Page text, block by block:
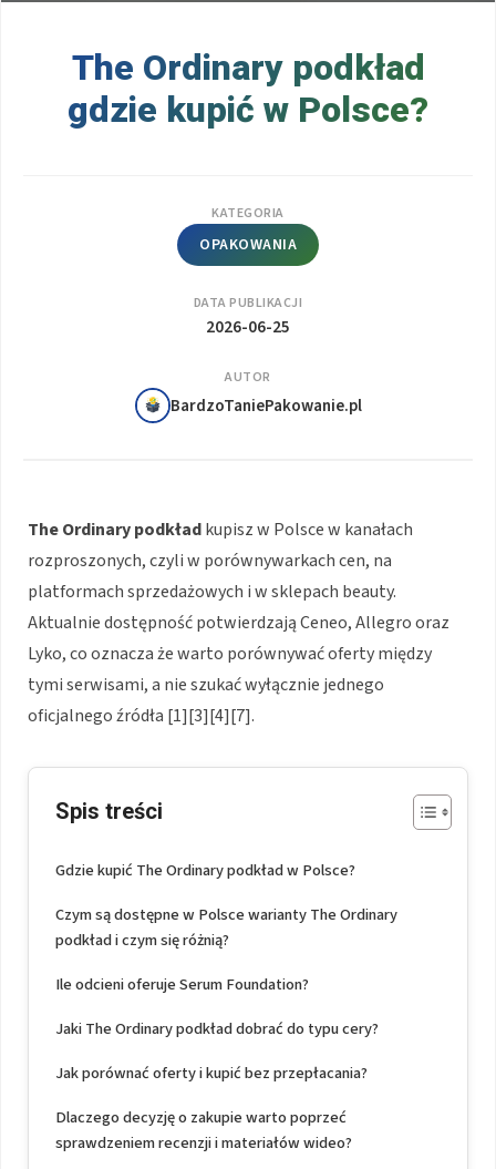
The Ordinary podkład
gdzie kupić w Polsce?
KATEGORIA
OPAKOWANIA
DATA PUBLIKACJI
2026-06-25
AUTOR
BardzoTaniePakowanie.pl
The Ordinary podkładkupisz w Polsce w kanałach
rozproszonych, czyli w porównywarkach cen, na
platformach sprzedażowych i w sklepach beauty.
Aktualnie dostępność potwierdzają Ceneo, Allegro oraz
Lyko, co oznacza że warto porównywać oferty między
tymi serwisami, a nie szukać wyłącznie jednego
oficjalnego źródła [1][3][4][7].
Spis treści
Gdzie kupić The Ordinary podkład w Polsce?
Czym są dostępne w Polsce warianty The Ordinary
podkład i czym się różnią?
Ile odcieni oferuje Serum Foundation?
Jaki The Ordinary podkład dobrać do typu cery?
Jak porównać oferty i kupić bez przepłacania?
Dlaczego decyzję o zakupie warto poprzeć
sprawdzeniem recenzji i materiałów wideo?